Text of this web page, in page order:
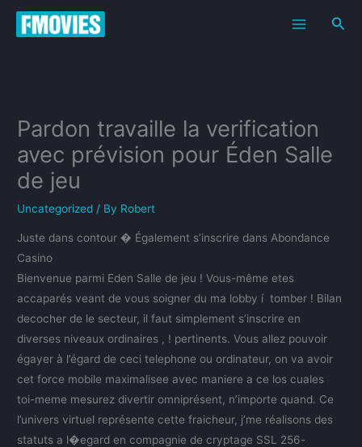
Skip
Pardon travaille la verification
avec prévision pour Éden Salle
de jeu
Uncategorized / By Robert
Juste dans contour � Également s’inscrire dans Abondance
Casino
Bienvenue parmi Eden Salle de jeu ! Vous-même etes
accaparés veant de vous soigner du ma lobby í tomber ! Bilan
decocher de le secteur, il faut simplement s’inscrire en
diverses niveaux ordinaires , ! pertinents. Vous allez pouvoir
égayer à l’égard de ceci telephone ou ordinateur, on va avoir
cet force mobile maximalisee avec maniere a ce los cuales
toi-meme mesurez divertir omniprésent, n’importe quand. Ce
l’univers virtuel représente cette fraicheur, j’me réalisons des
statuts a l�egard en compagnie de cryptage SSL 256-